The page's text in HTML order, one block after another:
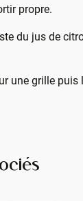
propre.
du jus de
une grille